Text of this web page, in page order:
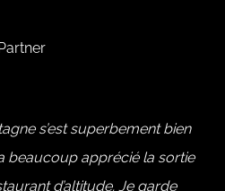
s’est superbement bien
beaucoup apprécié la sortie
d’altitude. Je garde